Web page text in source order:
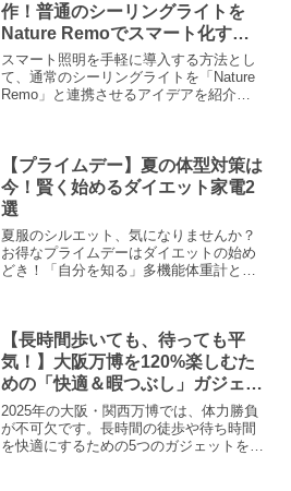
作！普通のシーリングライトを
Nature Remoでスマート化する
方法
スマート照明を手軽に導入する方法とし
て、通常のシーリングライトを「Nature
Remo」と連携させるアイデアを紹介。
順も簡単で、非凡な快適さを提供しま
す。
【プライムデー】夏の体型対策は
今！賢く始めるダイエット家電2
選
夏服のシルエット、気になりませんか？
お得なプライムデーはダイエットの始め
どき！「自分を知る」多機能体重計と
【長時間歩いても、待っても平
気！】大阪万博を120%楽しむた
めの「快適＆暇つぶし」ガジェッ
ト5選
2025年の大阪・関西万博では、体力勝負
が不可欠です。長時間の徒歩や待ち時間
を快適にするための5つのガジェットを紹